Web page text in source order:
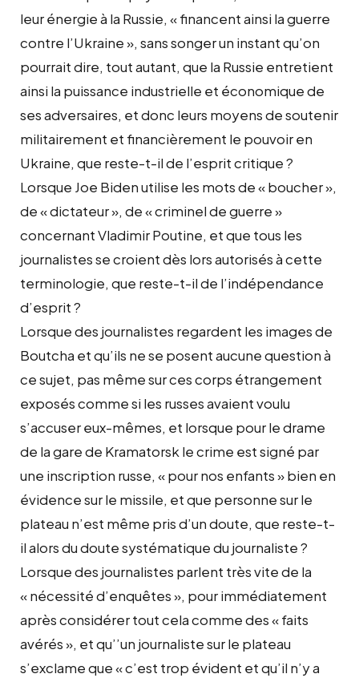
leur énergie à la Russie, « financent ainsi la guerre
contre l’Ukraine », sans songer un instant qu’on
pourrait dire, tout autant, que la Russie entretient
ainsi la puissance industrielle et économique de
ses adversaires, et donc leurs moyens de soutenir
militairement et financièrement le pouvoir en
Ukraine, que reste-t-il de l’esprit critique ?
Lorsque Joe Biden utilise les mots de « boucher »,
de « dictateur », de « criminel de guerre »
concernant Vladimir Poutine, et que tous les
journalistes se croient dès lors autorisés à cette
terminologie, que reste-t-il de l’indépendance
d’esprit ?
Lorsque des journalistes regardent les images de
Boutcha et qu’ils ne se posent aucune question à
ce sujet, pas même sur ces corps étrangement
exposés comme si les russes avaient voulu
s’accuser eux-mêmes, et lorsque pour le drame
de la gare de Kramatorsk le crime est signé par
une inscription russe, « pour nos enfants » bien en
évidence sur le missile, et que personne sur le
plateau n’est même pris d’un doute, que reste-t-
il alors du doute systématique du journaliste ?
Lorsque des journalistes parlent très vite de la
« nécessité d’enquêtes », pour immédiatement
après considérer tout cela comme des « faits
avérés », et qu’’un journaliste sur le plateau
s’exclame que « c’est trop évident et qu’il n’y a